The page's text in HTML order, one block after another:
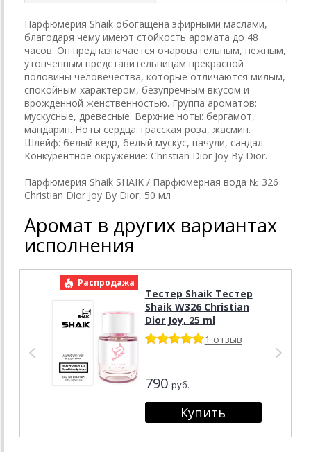
Парфюмерия Shaik обогащена эфирными маслами,
благодаря чему имеют стойкость аромата до 48
часов. Он предназначается очаровательным, нежным,
утонченным представительницам прекрасной
половины человечества, которые отличаются милым,
спокойным характером, безупречным вкусом и
врожденной женственностью. Группа ароматов:
мускусные, древесные. Верхние ноты: бергамот,
мандарин. Ноты сердца: грасская роза, жасмин.
Шлейф: белый кедр, белый мускус, пачули, сандал.
Конкурентное окружение: Christian Dior Joy By Dior.
Парфюмерия Shaik SHAIK / Парфюмерная вода № 326
Christian Dior Joy By Dior, 50 мл
Аромат в других вариантах
исполнения
Распродажа
Тестер Shaik Тестер
Shaik W326 Christian
Dior Joy, 25 ml
1 отзыв
790 руб.